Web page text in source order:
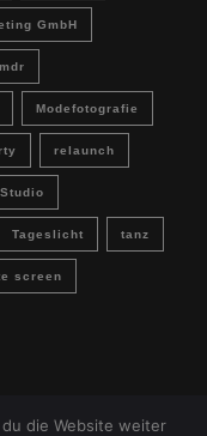
GmbH
mdr
Modefotografie
relaunch
Studio
Tageslicht tanz
screen
die Website weiter